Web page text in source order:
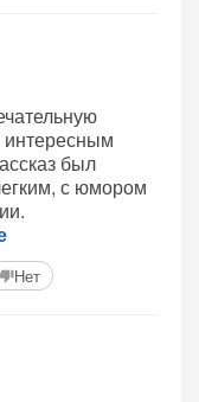
был
с юмором
Нет